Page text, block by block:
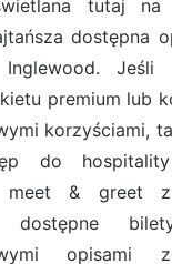
tutaj
dostępna
Jeśli
premium lub
korzyściami,
do
meet & greet z
dostępne
opisami